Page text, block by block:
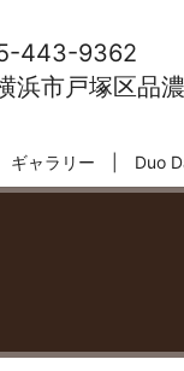
443-9362
浜市戸塚区品
ギャラリー Duo